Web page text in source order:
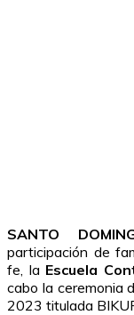
SANTO
participación de
fe, la Escuela
cabo la ceremonia
2023 titulada